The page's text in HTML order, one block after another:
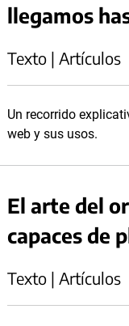
llegamos
Texto | Artículos
Un recorrido
web y sus usos.
El arte del
capaces de
Texto | Artículos